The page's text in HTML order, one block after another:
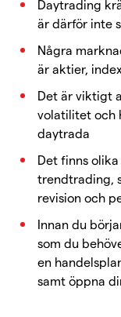
Daytrading
är därför inte
Några
är aktier,
Det är viktigt
volatilitet och
daytrada
Det finns
trendtrading,
revision och
Innan du
som du
en
samt öppna